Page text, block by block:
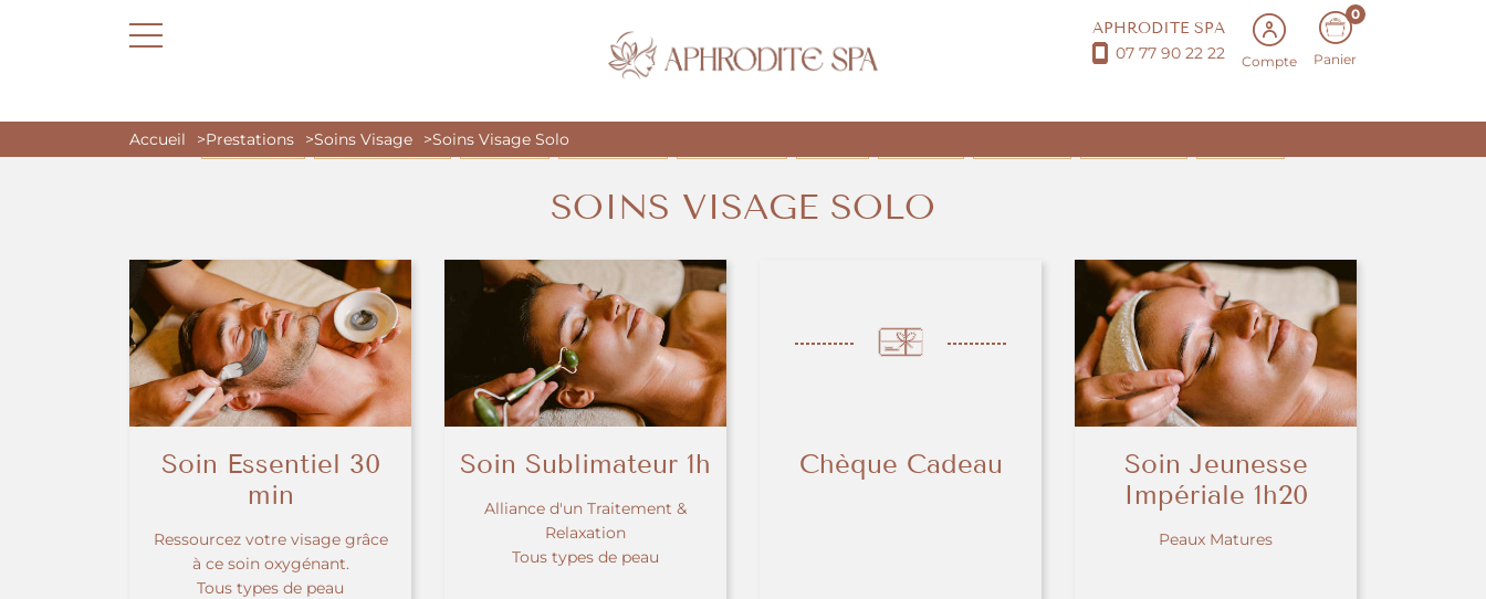
APHRODITE SPA
07 77 90 22 22 Compte
0
Panier
Accueil Prestations Soins Visage Soins Visage Solo
NOS OFFRES ESPACE DÉTENTE MASSAGES SOINS CORPS
SOINS VISAGE SOLO
Soin Essentiel 30
min
Ressourcez votre visage grâce
à ce soin oxygénant.
Tous types de peau
Soin Sublimateur 1h
Alliance d'un Traitement &
Relaxation
Tous types de peau
Chèque Cadeau
Soin Jeunesse
Impériale 1h20
Peaux Matures